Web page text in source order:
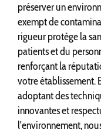
préserver un
exempt de
rigueur protège la
patients et du
renforçant la
votre établissement.
adoptant des
innovantes et
l'environnement,